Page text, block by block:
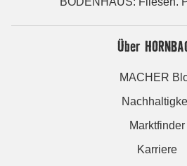
Über
MACHER
Marktfinder
Karriere